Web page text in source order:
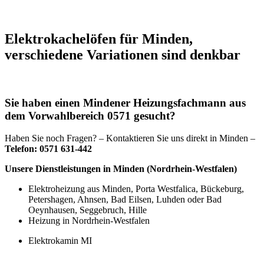
Elektrokachelöfen für Minden,
verschiedene Variationen sind denkbar
Sie haben einen Mindener Heizungsfachmann aus
dem Vorwahlbereich 0571 gesucht?
Haben Sie noch Fragen? – Kontaktieren Sie uns direkt in Minden –
Telefon: 0571 631-442
Unsere Dienstleistungen in Minden (Nordrhein-Westfalen)
Elektroheizung aus Minden, Porta Westfalica, Bückeburg,
Petershagen, Ahnsen, Bad Eilsen, Luhden oder Bad
Oeynhausen, Seggebruch, Hille
Heizung in Nordrhein-Westfalen
Elektrokamin MI